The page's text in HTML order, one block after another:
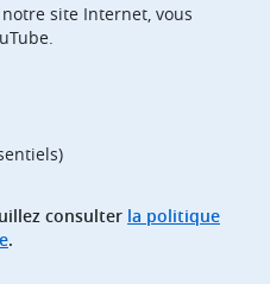
site Internet, vous
consulter la politique
.